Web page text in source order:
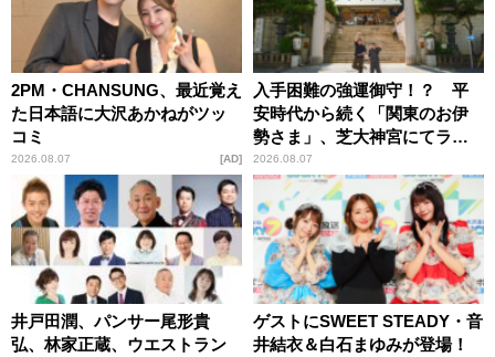
2PM・CHANSUNG、最近覚え
た日本語に大沢あかねがツッ
コミ
2026.08.07 AD
入手困難の強運御守！？ 平
安時代から続く「関東のお伊
勢さま」、芝大神宮にてラン
パンプスが合格祈願！
2026.08.07
井戸田潤、パンサー尾形貴
弘、林家正蔵、ウエストラン
ゲストにSWEET STEADY・音
井結衣＆白石まゆみが登場！